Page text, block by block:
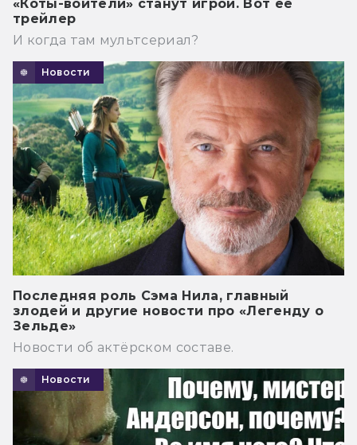
«Коты-воители» станут игрой. Вот её
трейлер
И когда там мультсериал?
Новости
Последняя роль Сэма Нила, главный
злодей и другие новости про «Легенду о
Зельде»
Новости об актёрском составе.
Новости